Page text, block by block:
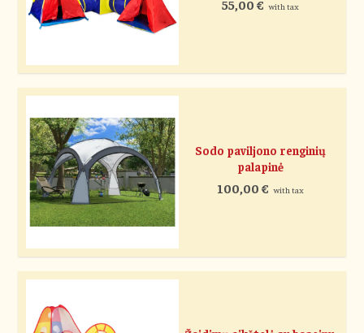
55,00 € with tax
Sodo paviljono renginių
palapinė
100,00 € with tax